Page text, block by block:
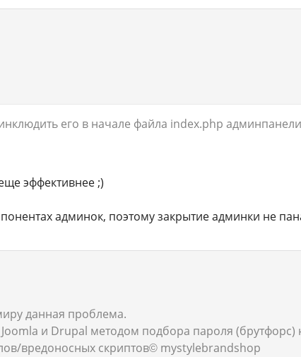
его в начале файла index.php админпанели
эффективнее ;)
админок, поэтому закрытие админки не
данная проблема.
и Drupal методом подбора пароля (брутфорс)
вредоносных скриптов© mystylebrandshop